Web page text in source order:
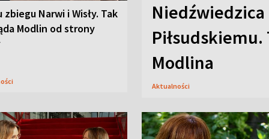
zbiegu Narwi i Wisły. Tak
Modlin od strony
Niedźwiedzica
Modlina
Aktualności